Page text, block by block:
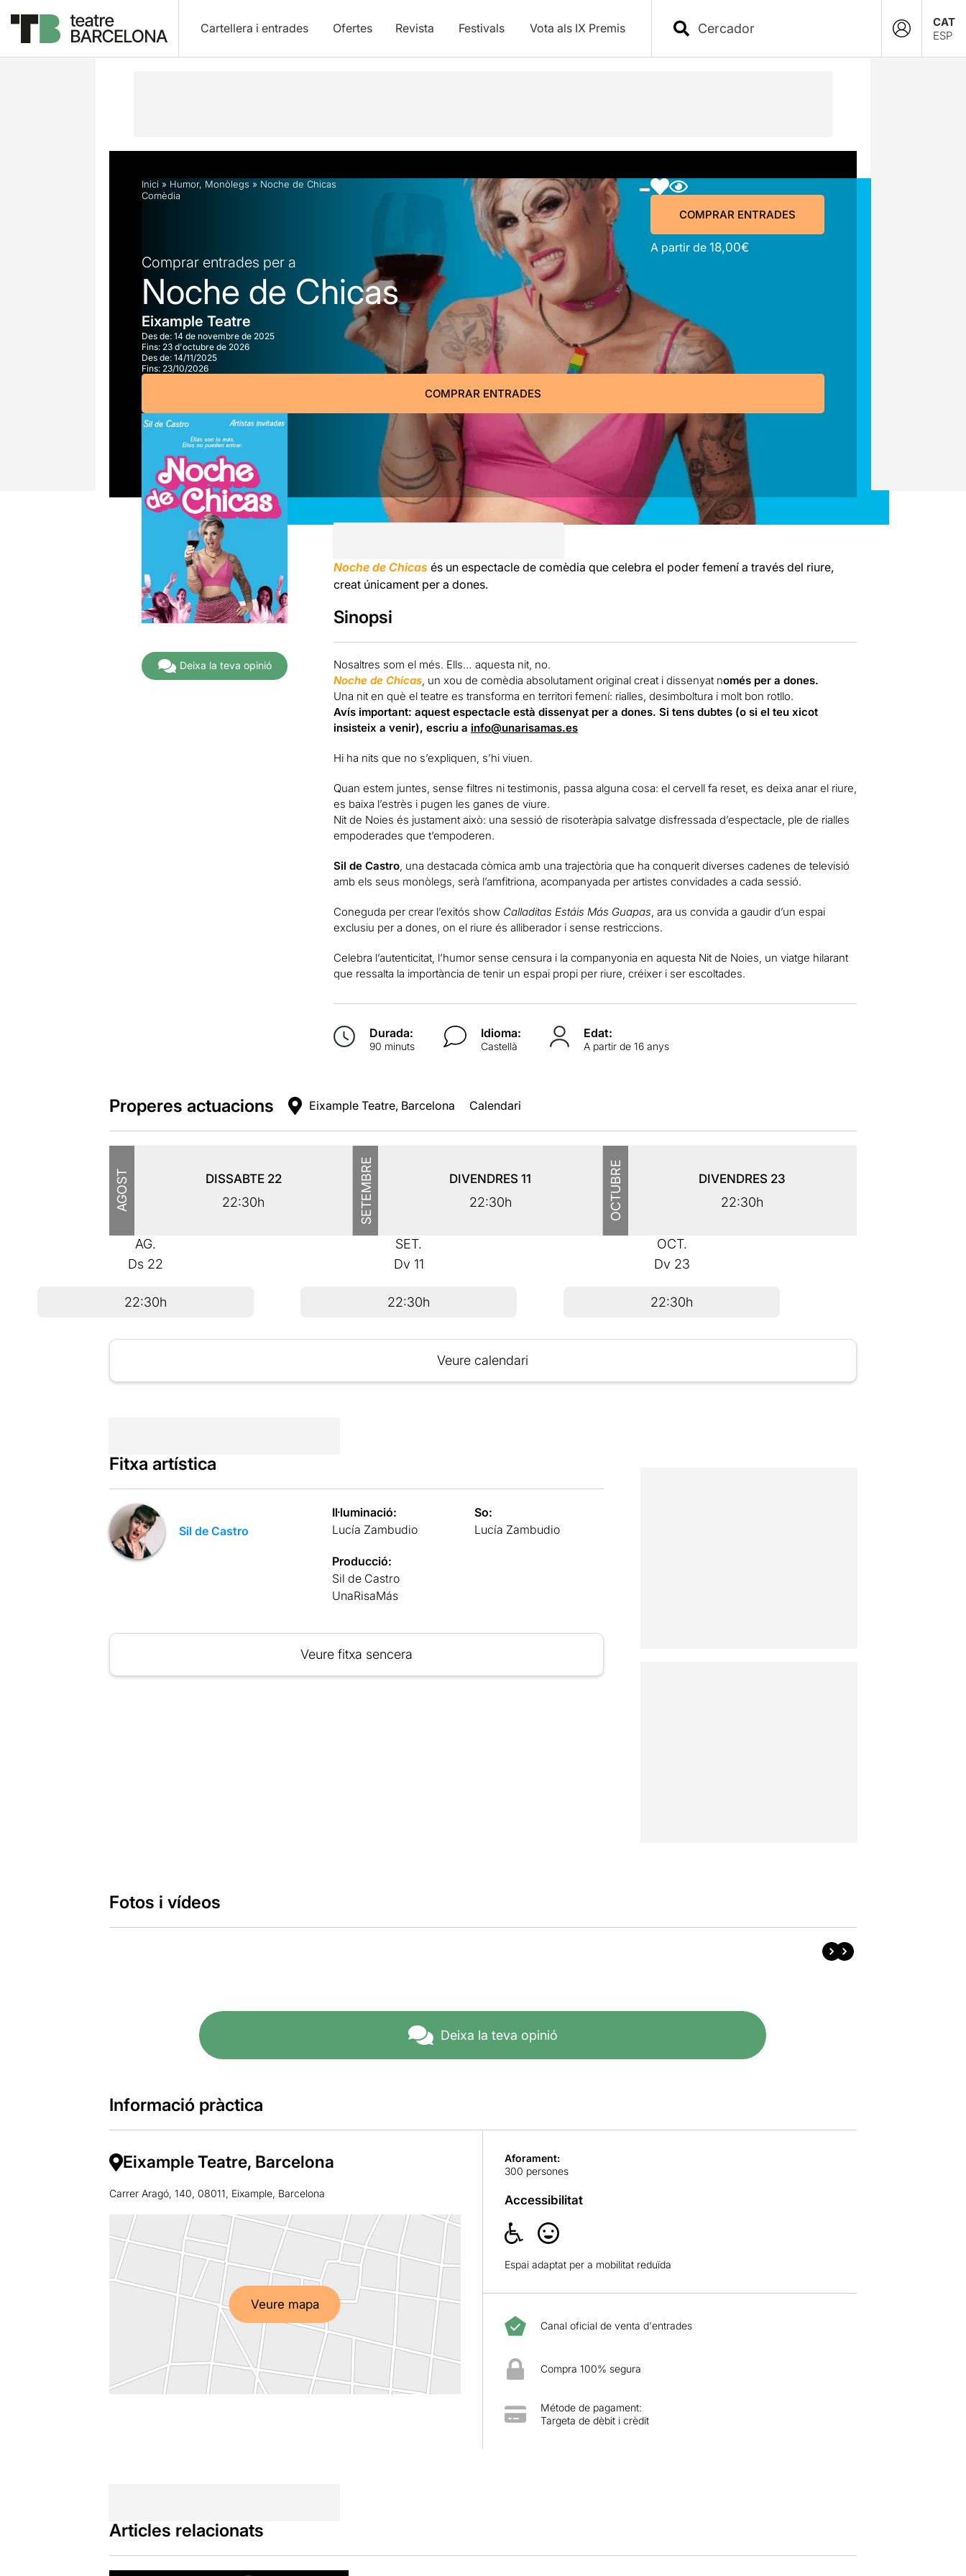
Cartellera i entrades Ofertes Revista Festivals Vota als IX Premis
CAT
ESP
Descripció Horaris Fitxa artística Fotos i vídeos Info pràctica Articles COMPRAR ENTRADES
Inici » Humor, Monòlegs » Noche de Chicas
Comèdia
A partir de 18,00€
COMPRAR ENTRADES
Comprar entrades per a
Noche de Chicas
Eixample Teatre
Des de: 14 de novembre de 2025
Fins: 23 d'octubre de 2026
Des de: 14/11/2025
Fins: 23/10/2026
COMPRAR ENTRADES
Deixa la teva opinió
Noche de Chicas és un espectacle de comèdia que celebra el poder femení a través del riure,
creat únicament per a dones.
Sinopsi
Nosaltres som el més. Ells… aquesta nit, no.
Noche de Chicas, un xou de comèdia absolutament original creat i dissenyat només per a dones.
Una nit en què el teatre es transforma en territori femení: rialles, desimboltura i molt bon rotllo.
Avís important: aquest espectacle està dissenyat per a dones. Si tens dubtes (o si el teu xicot
insisteix a venir), escriu a info@unarisamas.es
Hi ha nits que no s’expliquen, s’hi viuen.
Quan estem juntes, sense filtres ni testimonis, passa alguna cosa: el cervell fa reset, es deixa anar el riure,
es baixa l’estrès i pugen les ganes de viure.
Nit de Noies és justament això: una sessió de risoteràpia salvatge disfressada d’espectacle, ple de rialles
empoderades que t’empoderen.
Sil de Castro, una destacada còmica amb una trajectòria que ha conquerit diverses cadenes de televisió
amb els seus monòlegs, serà l’amfitriona, acompanyada per artistes convidades a cada sessió.
Coneguda per crear l’exitós show Calladitas Estáis Más Guapas , ara us convida a gaudir d’un espai
exclusiu per a dones, on el riure és alliberador i sense restriccions.
Celebra l’autenticitat, l’humor sense censura i la companyonia en aquesta Nit de Noies, un viatge hilarant
que ressalta la importància de tenir un espai propi per riure, créixer i ser escoltades.
Durada:
90 minuts
Idioma:
Castellà
Edat:
A partir de 16 anys
Properes actuacions Eixample Teatre, Barcelona Calendari
AGOST DISSABTE 22
22:30h SETEMBRE DIVENDRES 11
22:30h OCTUBRE DIVENDRES 23
22:30h
AG.
Ds 22
22:30h
SET.
Dv 11
22:30h
OCT.
Dv 23
22:30h
Veure calendari
Fitxa artística
Sil de Castro
Il·luminació:
Lucía Zambudio
So:
Lucía Zambudio
Producció:
Sil de Castro
UnaRisaMás
Veure fitxa sencera
Fotos i vídeos
Deixa la teva opinió
Informació pràctica
Eixample Teatre, Barcelona
Carrer Aragó, 140, 08011, Eixample, Barcelona
Veure mapa
Aforament:
300 persones
Accessibilitat
Espai adaptat per a mobilitat reduïda
Canal oficial de venta d'entrades
Compra 100% segura
Métode de pagament:
Targeta de dèbit i crèdit
Articles relacionats